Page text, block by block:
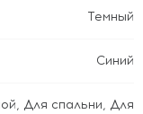
Темный
Синий
, Для спальни, Для